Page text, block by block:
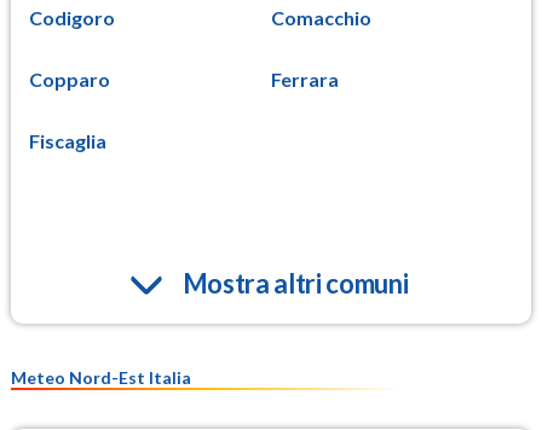
Codigoro Comacchio
Copparo Ferrara
Fiscaglia
Mostra altri comuni
Meteo Nord-Est Italia